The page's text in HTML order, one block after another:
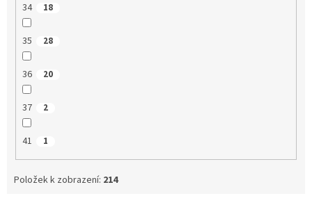
34 18
35 28
36 20
37 2
41 1
Položek k zobrazení: 214